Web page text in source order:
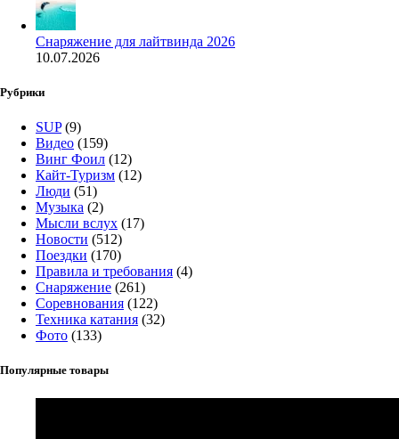
Снаряжение для лайтвинда 2026
10.07.2026
Рубрики
SUP(9)
Видео (159)
Винг Фоил (12)
Кайт-Туризм (12)
Люди (51)
Музыка (2)
Мысли вслух (17)
Новости (512)
Поездки (170)
Правила и требования (4)
Снаряжение (261)
Соревнования (122)
Техника катания (32)
Фото (133)
Популярные товары